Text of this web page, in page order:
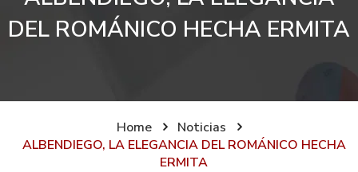
DEL ROMÁNICO HECHA ERMITA
Home
Noticias
ALBENDIEGO, LA ELEGANCIA DEL ROMÁNICO HECHA
ERMITA